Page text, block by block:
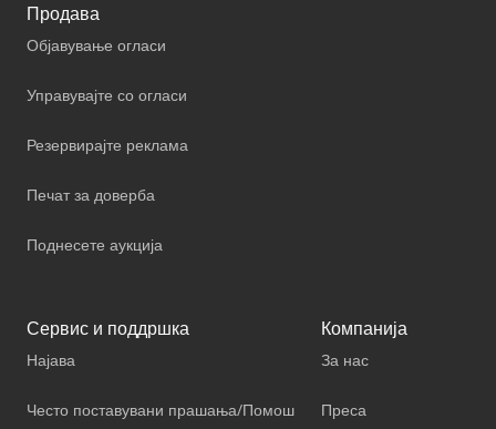
Продава
Објавување огласи
Управувајте со огласи
Резервирајте реклама
Печат за доверба
Поднесете аукција
Сервис и поддршка
Најава
Често поставувани прашања/Помош
Компанија
За нас
Преса